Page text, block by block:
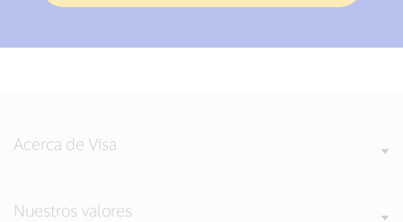
Acerca de Visa
Nuestros valores